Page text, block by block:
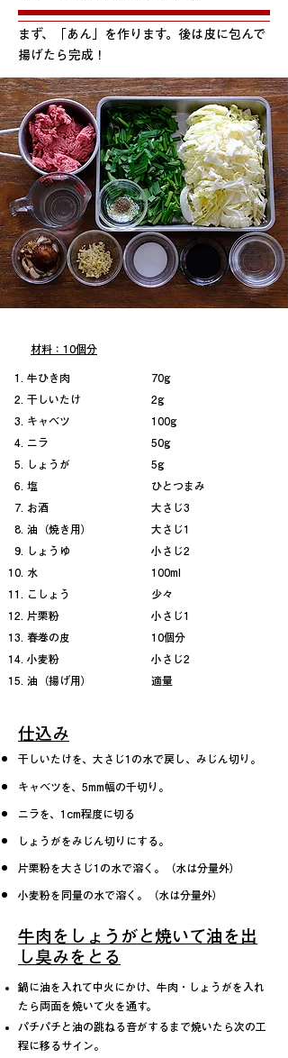
まず、「あん」を作ります。後は皮に包んで
揚げたら完成！
材料：10個分
牛ひき肉
干しいたけ
キャベツ
ニラ
しょうが
塩
お酒
油（焼き用）
しょうゆ
水
こしょう
片栗粉
春巻の皮
小麦粉
油（揚げ用）
70g
2g
100g
50g
5g
ひとつまみ
大さじ3
大さじ1
小さじ2
100ml
少々
小さじ1
10個分
小さじ2
適量
仕込み
干しいたけを、大さじ1の水で戻し、みじん切り。
キャベツを、5mm幅の千切り。
ニラを、1cm程度に切る
しょうがをみじん切りにする。
片栗粉を大さじ1の水で溶く。（水は分量外）
小麦粉を同量の水で溶く。（水は分量外）
牛肉をしょうがと焼いて油を出
し臭みをとる
鍋に油を入れて中火にかけ、牛肉・しょうがを入れ
たら両面を焼いて火を通す。
パチパチと油の跳ねる音がするまで焼いたら次の工
程に移るサイン。